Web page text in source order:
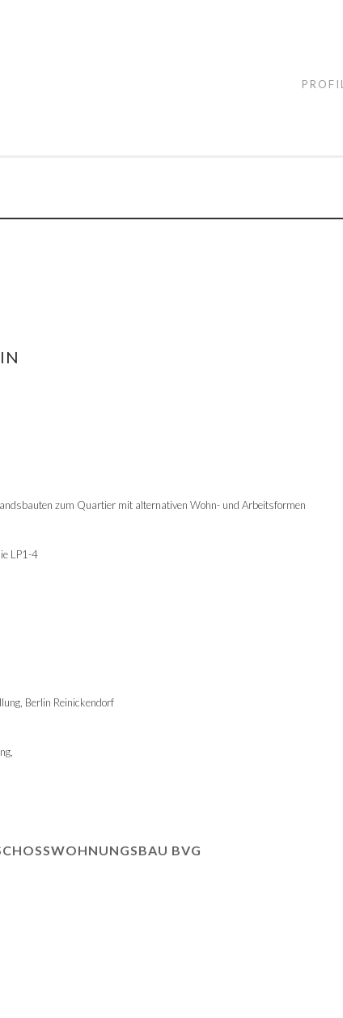
PROFIL
zum Quartier mit alternativen Wohn- und Arbeitsformen
LP1-4
Berlin Reinickendorf
BVG